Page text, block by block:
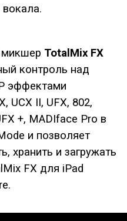
TotalMix FX
контроль над
эффектами
UCX II, UFX, 802,
+, MADIface Pro в
и позволяет
хранить и загружать
FX для iPad